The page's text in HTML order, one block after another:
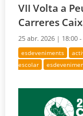
VII Volta a
Carreres
25 abr. 2026 | 18:00
esdeveniments
escolar